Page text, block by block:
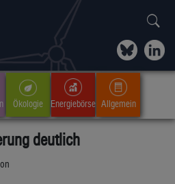
Ökologie Energiebörse Allgemein
deutlich